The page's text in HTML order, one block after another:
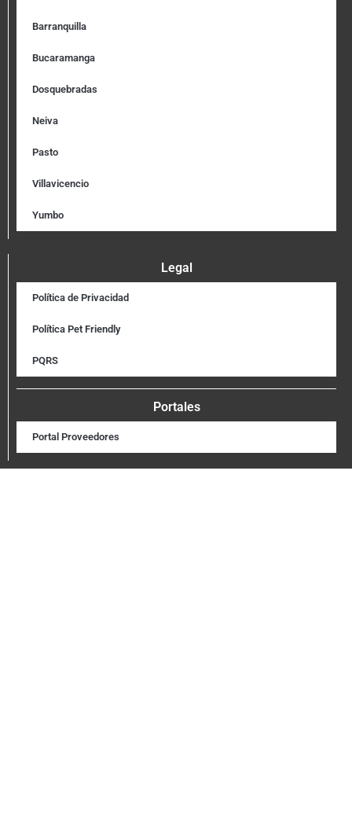
Barranquilla
Bucaramanga
Dosquebradas
Neiva
Pasto
Villavicencio
Yumbo
Legal
Política de Privacidad
Política Pet Friendly
PQRS
Portales
Portal Proveedores